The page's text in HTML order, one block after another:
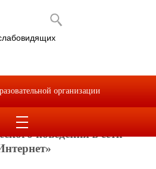
безопасности
поведения в
Памятка
безопасности
поведения в сети
организации